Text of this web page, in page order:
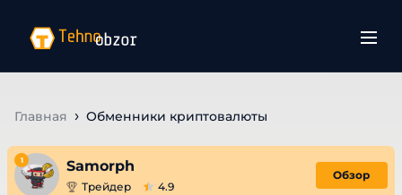
Главная Обменники криптовалюты
1 Samorph
Трейдер 4.9
Обзор